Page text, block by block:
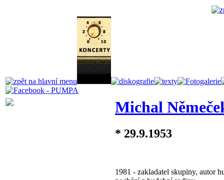
Michal
* 29.9.1953
1981 - zakladatel skupiny, autor